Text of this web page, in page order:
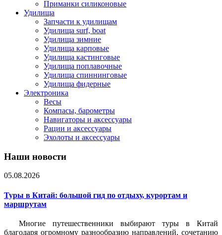
Приманки силиконовые
Удилища
Запчасти к удилищам
Удилища surf, boat
Удилища зимние
Удилища карповые
Удилища кастинговые
Удилища поплавочные
Удилища спиннинговые
Удилища фидерные
Электроника
Весы
Компасы, барометры
Навигаторы и аксессуары
Рации и аксессуары
Эхолоты и аксессуары
Наши новости
05.08.2026
Туры в Китай: большой гид по отдыху, курортам и
маршрутам
Многие путешественники выбирают туры в Китай
благодаря огромному разнообразию направлений, сочетанию